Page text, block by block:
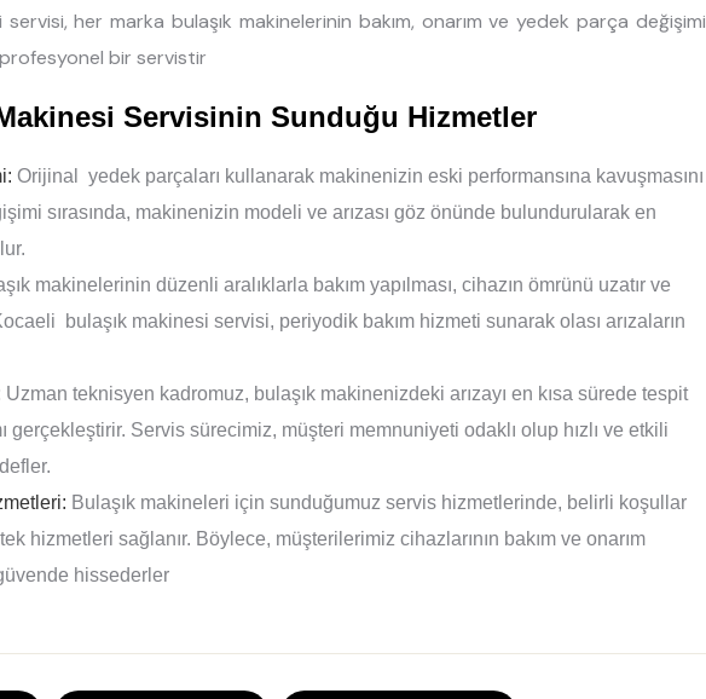
servisi, her marka bulaşık makinelerinin bakım, onarım ve yedek parça değişimi
bir servistir
Servisinin Sunduğu Hizmetler
Orijinal yedek parçaları kullanarak makinenizin eski performansına kavuşmasını
sırasında, makinenizin modeli ve arızası göz önünde bulundurularak en
makinelerinin düzenli aralıklarla bakım yapılması, cihazın ömrünü uzatır ve
Kocaeli bulaşık makinesi servisi, periyodik bakım hizmeti sunarak olası arızaların
Uzman teknisyen kadromuz, bulaşık makinenizdeki arızayı en kısa sürede tespit
gerçekleştirir. Servis sürecimiz, müşteri memnuniyeti odaklı olup hızlı ve etkili
Bulaşık makineleri için sunduğumuz servis hizmetlerinde, belirli koşullar
hizmetleri sağlanır. Böylece, müşterilerimiz cihazlarının bakım ve onarım
hissederler